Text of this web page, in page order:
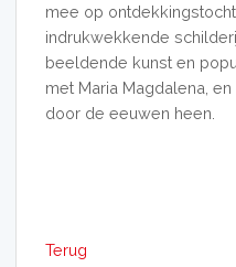
mee op
indrukwekkende
beeldende kunst en
met Maria Magdalena,
door de eeuwen heen.
Terug